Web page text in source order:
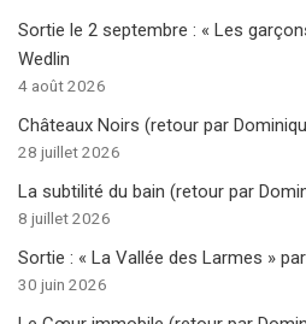
Sortie le 2 septembre : « Les
Wedlin
4 août 2026
Châteaux Noirs (retour par
28 juillet 2026
La subtilité du bain (retour par
8 juillet 2026
Sortie : « La Vallée des Larmes »
30 juin 2026